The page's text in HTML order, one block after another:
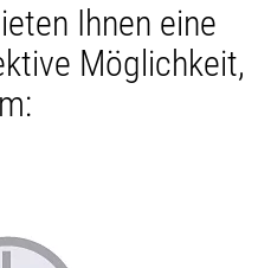
Ihnen eine
Möglichkeit,